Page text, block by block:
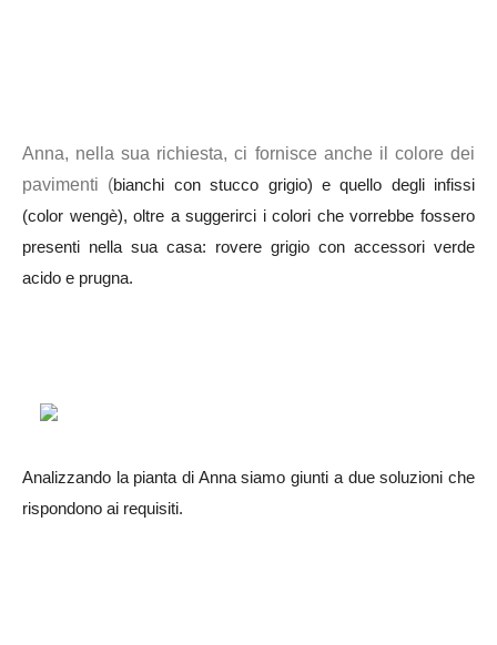
Anna, nella sua richiesta, ci fornisce anche il colore dei
pavimenti (bianchi con stucco grigio) e quello degli infissi
(color wengè), oltre a suggerirci i colori che vorrebbe fossero
presenti nella sua casa: rovere grigio con accessori verde
acido e prugna.
Analizzando la pianta di Anna siamo giunti a due soluzioni che
rispondono ai requisiti.